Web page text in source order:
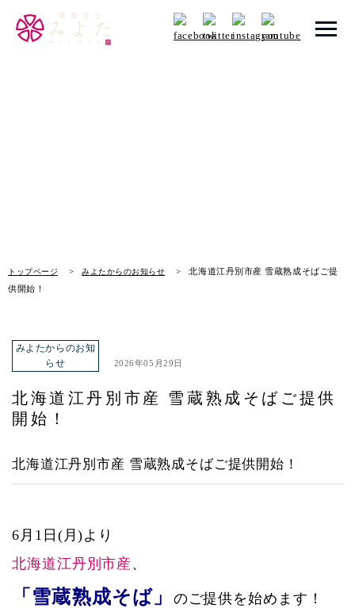
トップページ みよたからのお知らせ
北海道江丹別市産 雪蔵熟成そばご提
供開始！
メニュー 一覧
店舗一覧
ヤエチカ店
みよたからのお知
らせ
2026年05月29日
北海道江丹別市産 雪蔵熟成そばご提供
開始！
北海道江丹別市産 雪蔵熟成そばご提供開始！
6月1日(月)より
北海道江丹別市産 、
「雪蔵熟成そば」
のご提供を始めます！